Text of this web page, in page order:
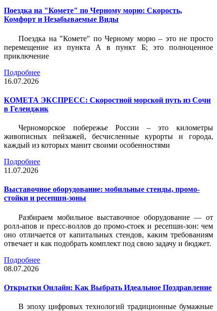
Поездка на "Комете" по Черному морю: Скорость,
Комфорт и Незабываемые Виды
Поездка на "Комете" по Черному морю – это не просто
перемещение из пункта А в пункт Б; это полноценное
приключение
Подробнее
16.07.2026
КОМЕТА ЭКСПРЕСС: Скоростной морской путь из Сочи
в Геленджик
Черноморское побережье России – это километры
живописных пейзажей, бесчисленные курорты и города,
каждый из которых манит своими особенностями
Подробнее
11.07.2026
Выставочное оборудование: мобильные стенды, промо-
стойки и ресепшн-зоны
Разбираем мобильное выставочное оборудование — от
ролл-апов и пресс-воллов до промо-стоек и ресепшн-зон: чем
оно отличается от капитальных стендов, каким требованиям
отвечает и как подобрать комплект под свою задачу и бюджет.
Подробнее
08.07.2026
Открытки Онлайн: Как Выбрать Идеальное Поздравление
В эпоху цифровых технологий традиционные бумажные